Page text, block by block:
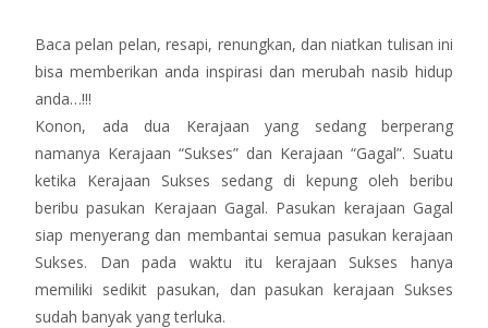
Baca pelan pelan, resapi, renungkan, dan niatkan tulisan ini
bisa memberikan anda inspirasi dan merubah nasib hidup
anda…!!!
Konon, ada dua Kerajaan yang sedang berperang
namanya Kerajaan “Sukses” dan Kerajaan “Gagal”. Suatu
ketika Kerajaan Sukses sedang di kepung oleh beribu
beribu pasukan Kerajaan Gagal. Pasukan kerajaan Gagal
siap menyerang dan membantai semua pasukan kerajaan
Sukses. Dan pada waktu itu kerajaan Sukses hanya
memiliki sedikit pasukan, dan pasukan kerajaan Sukses
sudah banyak yang terluka.